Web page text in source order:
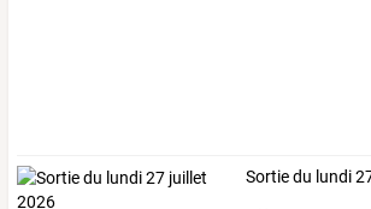
Sortie du lundi